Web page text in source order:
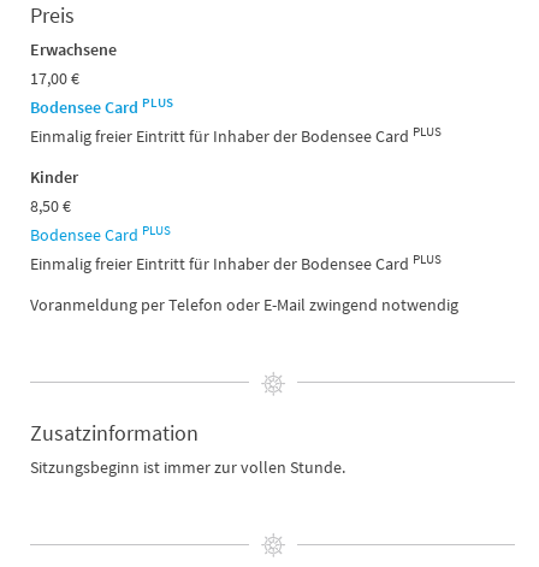
Preis
Erwachsene
17,00 €
Bodensee Card PLUS
Einmalig freier Eintritt für Inhaber der Bodensee Card PLUS
Kinder
8,50 €
Bodensee Card PLUS
Einmalig freier Eintritt für Inhaber der Bodensee Card PLUS
Voranmeldung per Telefon oder E-Mail zwingend notwendig
Zusatzinformation
Sitzungsbeginn ist immer zur vollen Stunde.